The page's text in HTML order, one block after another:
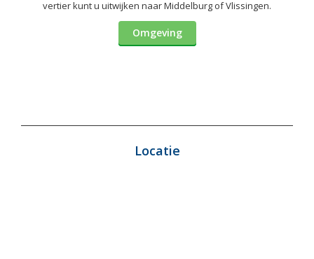
vertier kunt u uitwijken naar Middelburg of Vlissingen.
Omgeving
Locatie